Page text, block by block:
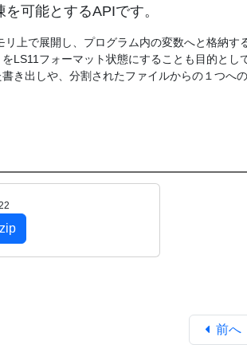
可能とするAPIです。
上で展開し、プログラム内の変数へと格納す
LS11フォーマット状態にすることも目的とし
き出しや、分割されたファイルからの１つへ
前へ